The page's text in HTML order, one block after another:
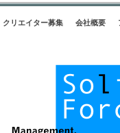
クリエイター募集 会社概要